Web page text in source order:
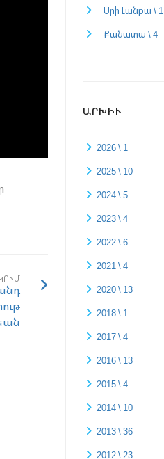
Սրի Լանքա \ 1
Քանատա \ 4
ԱՐԽԻՒ
2026 \ 1
2025 \ 10
2024 \ 5
2023 \ 4
2022 \ 6
2021 \ 4
2020 \ 13
2018 \ 1
2017 \ 4
2016 \ 13
2015 \ 4
2014 \ 10
2013 \ 36
2012 \ 23